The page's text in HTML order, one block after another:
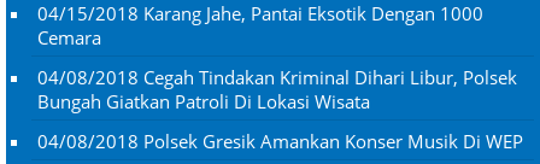
04/15/2018 Karang Jahe, Pantai Eksotik Dengan 1000
Cemara
04/08/2018 Cegah Tindakan Kriminal Dihari Libur, Polsek
Bungah Giatkan Patroli Di Lokasi Wisata
04/08/2018 Polsek Gresik Amankan Konser Musik Di WEP